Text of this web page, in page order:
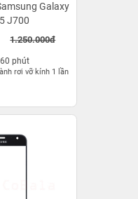
Galaxy
J700
1.250.000đ
phút
rơi vỡ kính 1 lần